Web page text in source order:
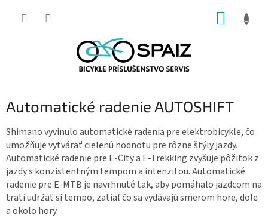
Automatické radenie AUTOSHIFT
Shimano vyvinulo automatické radenia pre elektrobicykle, čo
umožňuje vytvárať cielenú hodnotu pre rôzne štýly jazdy.
Automatické radenie pre E-City a E-Trekking zvyšuje pôžitok z
jazdy s konzistentným tempom a intenzitou. Automatické
radenie pre E-MTB je navrhnuté tak, aby pomáhalo jazdcom na
trati udržať si tempo, zatiaľ čo sa vydávajú smerom hore, dole
a okolo hory.